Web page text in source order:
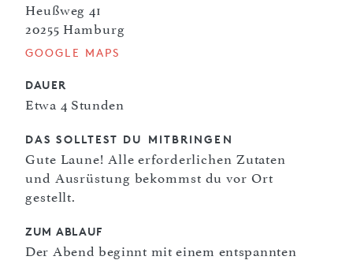
Heußweg 41
20255 Hamburg
GOOGLE MAPS
DAUER
Etwa 4 Stunden
DAS SOLLTEST DU MITBRINGEN
Gute Laune! Alle erforderlichen Zutaten
und Ausrüstung bekommst du vor Ort
gestellt.
ZUM ABLAUF
Der Abend beginnt mit einem entspannten